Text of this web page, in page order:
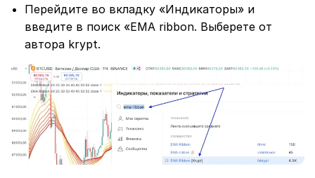
Перейдите во вкладку «Индикаторы» и
введите в поиск «EMA ribbon. Выберете от
автора krypt.